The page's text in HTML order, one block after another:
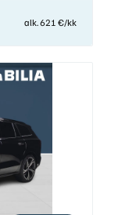
alk. 621 €/kk